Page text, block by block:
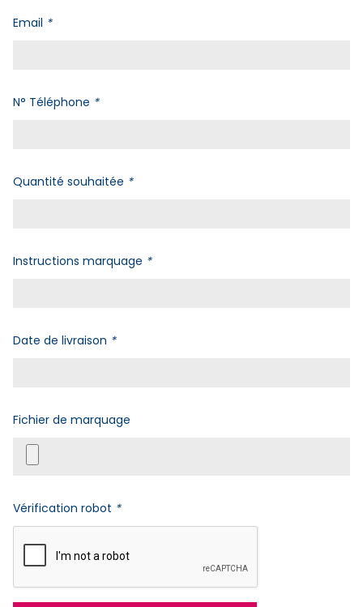
Email *
N° Téléphone *
Quantité souhaitée *
Instructions marquage *
Date de livraison *
Fichier de marquage
Vérification robot *